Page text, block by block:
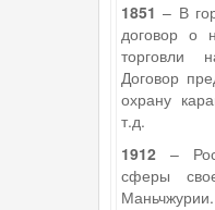
1851 – В
договор о
торговли
Договор
охрану
т.д.
1912–
сферы
Маньчжурии.